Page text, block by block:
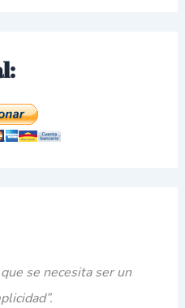
se necesita ser un